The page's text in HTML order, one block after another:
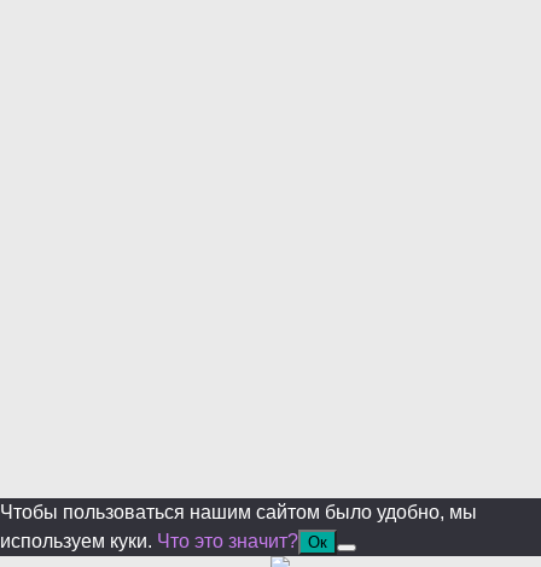
Чтобы пользоваться нашим сайтом было удобно, мы
используем куки. Что это значит? Ок